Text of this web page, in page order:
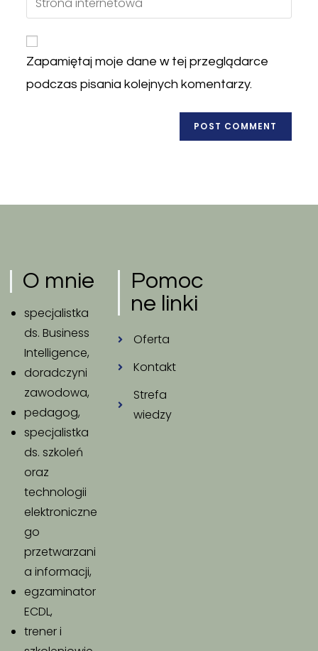
Zapamiętaj moje dane w tej przeglądarce
podczas pisania kolejnych komentarzy.
O mnie
specjalistka
ds. Business
Intelligence,
doradczyni
zawodowa,
pedagog,
specjalistka
ds. szkoleń
oraz
technologii
elektroniczne
go
przetwarzani
a informacji,
egzaminator
ECDL,
trener i
Pomoc
ne linki
Oferta
Kontakt
Strefa
wiedzy